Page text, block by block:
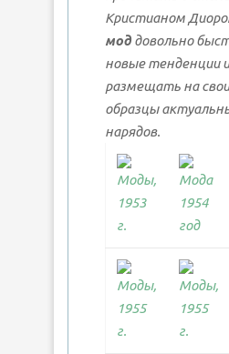
Кристианом
мод довольно
новые тенденции
размещать на
образцы
нарядов.